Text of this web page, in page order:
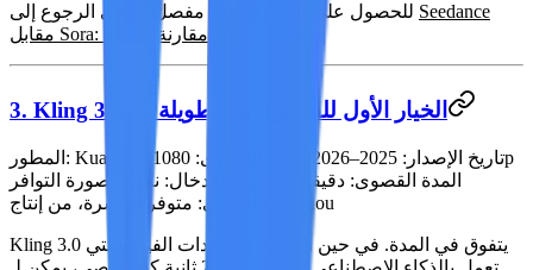
Seedance
مقابل Sora: مقارنة شاملة
3. Kling 3.0 — الخيار الأول للفيديوهات الطويلة
المطور: Kuaishou تاريخ الإصدار: الدقة القصوى:
1080p
المدة القصوى: دقيقتان طريقة الإدخال: نص + صورة التوافر
المحلي:
متوفر مباشرة، من إنتاج Kuaishou
Kling 3.0 يتفوق في المدة. في حين أن معظم مولدات الفيديو التي